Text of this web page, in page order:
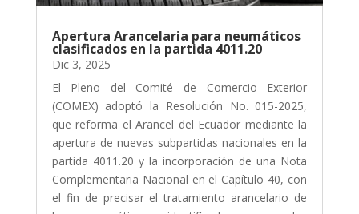
Apertura Arancelaria para neumáticos
clasificados en la partida 4011.20
Dic 3, 2025
El Pleno del Comité de Comercio Exterior
(COMEX) adoptó la Resolución No. 015-2025,
que reforma el Arancel del Ecuador mediante la
apertura de nuevas subpartidas nacionales en la
partida 4011.20 y la incorporación de una Nota
Complementaria Nacional en el Capítulo 40, con
el fin de precisar el tratamiento arancelario de